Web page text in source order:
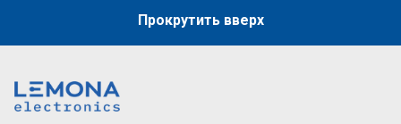
Прокрутить вверх